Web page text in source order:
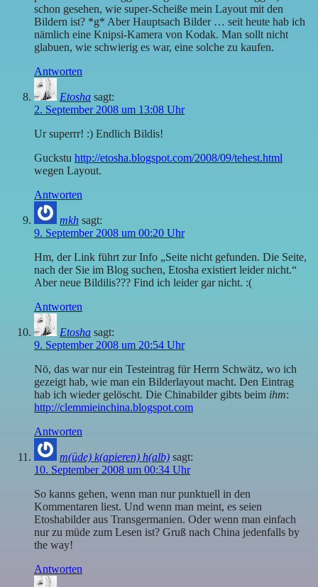
schon gesehen, wie super-Scheiße mein Layout mit den
Bildern ist? *g* Aber Hauptsach Bilder … seit heute hab ich
nämlich eine Knipsi-Kamera von Kodak. Man sollt nicht
glabuen, wie schwierig es war, eine solche zu kaufen.
Antworten
Etosha sagt:
2. September 2008 um 13:08 Uhr
Ur superrr! :) Endlich Bildis!
Guckstu http://etosha.blogspot.com/2008/09/tehest.html
wegen Layout.
Antworten
mkh sagt:
9. September 2008 um 00:20 Uhr
Hm, der Link führt zur Info „Seite nicht gefunden. Die Seite,
nach der Sie im Blog suchen, Etosha existiert leider nicht.“
Aber neue Bildilis??? Find ich leider gar nicht. :(
Antworten
Etosha sagt:
9. September 2008 um 20:54 Uhr
Nö, das war nur ein Testeintrag für Herrn Schwätz, wo ich
gezeigt hab, wie man ein Bilderlayout macht. Den Eintrag
hab ich wieder gelöscht. Die Chinabilder gibts beim ihm:
http://clemmieinchina.blogspot.com
Antworten
m(üde) k(apieren) h(alb) sagt:
10. September 2008 um 00:34 Uhr
So kanns gehen, wenn man nur punktuell in den
Kommentaren liest. Und wenn man meint, es seien
Etoshabilder aus Transgermanien. Oder wenn man einfach
nur zu müde zum Lesen ist? Gruß nach China jedenfalls by
the way!
Antworten